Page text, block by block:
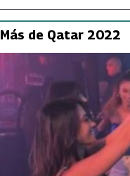
Más de Qatar 2022